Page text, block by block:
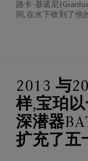
路卡·基诺尼
间,在水下收到了他
2013 与
样,宝珀
深潜器
扩充了五